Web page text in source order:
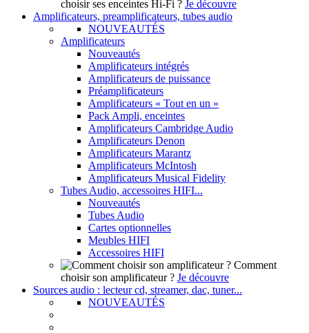
choisir ses enceintes Hi-Fi ? Je découvre
Amplificateurs, preamplificateurs, tubes audio
NOUVEAUTÉS
Amplificateurs
Nouveautés
Amplificateurs intégrés
Amplificateurs de puissance
Préamplificateurs
Amplificateurs « Tout en un »
Pack Ampli, enceintes
Amplificateurs Cambridge Audio
Amplificateurs Denon
Amplificateurs Marantz
Amplificateurs McIntosh
Amplificateurs Musical Fidelity
Tubes Audio, accessoires HIFI...
Nouveautés
Tubes Audio
Cartes optionnelles
Meubles HIFI
Accessoires HIFI
Comment
choisir son amplificateur ? Je découvre
Sources audio : lecteur cd, streamer, dac, tuner...
NOUVEAUTÉS